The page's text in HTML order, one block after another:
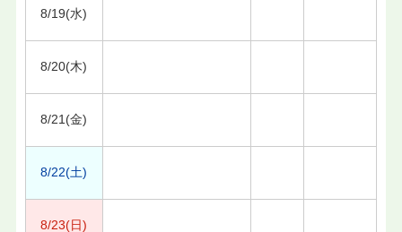
8/19(水)
8/20(木)
8/21(金)
8/22(土)
8/23(日)